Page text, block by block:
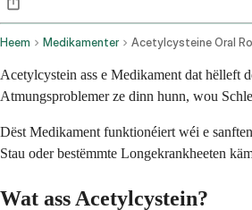
Heem Medikamenter Acetylcysteine Oral
Acetylcystein ass e Medikament dat hëlleft
Atmungsproblemer ze dinn hunn, wou
Dëst Medikament funktionéiert wéi e
Stau oder bestëmmte Longekrankheeten
Wat ass Acetylcystein?